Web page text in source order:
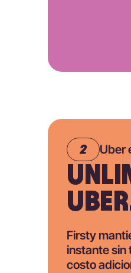
Uber
Firsty
instante sin
costo